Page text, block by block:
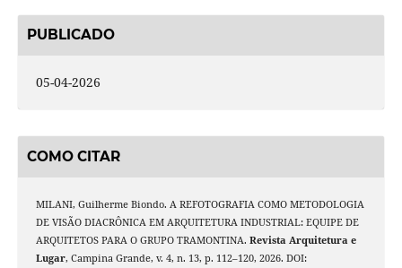
PUBLICADO
05-04-2026
COMO CITAR
MILANI, Guilherme Biondo. A REFOTOGRAFIA COMO METODOLOGIA
DE VISÃO DIACRÔNICA EM ARQUITETURA INDUSTRIAL: EQUIPE DE
ARQUITETOS PARA O GRUPO TRAMONTINA. Revista Arquitetura e
Lugar, Campina Grande, v. 4, n. 13, p. 112–120, 2026. DOI: